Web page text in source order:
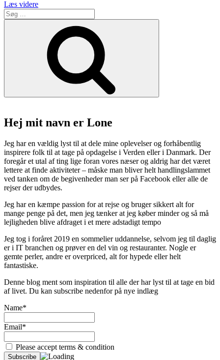
Læs videre“Louisiana,
kvinder””
Søg
efter:
Hej mit navn er Lone
Jeg har en vældig lyst til at dele mine oplevelser og forhåbentlig
inspirere folk til at tage på opdagelse i Verden eller i Danmark. Der
foregår et utal af ting lige foran vores næser og aldrig har det været
lettere at finde aktiviteter – måske man bliver helt handlingslammet
ved tanken om de begivenheder man ser på Facebook eller alle de
rejser der udbydes.
Jeg har en kæmpe passion for at rejse og bruger sikkert alt for
mange penge på det, men jeg tænker at jeg køber minder og så må
lejligheden blive afdraget i et mere adstadigt tempo
Jeg tog i foråret 2019 en sommelier uddannelse, selvom jeg til daglig
er i IT branchen og prøver en del vin og restauranter. Nogle er
gemte perler, andre er overpriced, alt for hypede eller helt
fantastiske.
Denne blog ment som inspiration til alle der har lyst til at tage en bid
af livet. Du kan subscribe nedenfor på nye indlæg
Name*
Email*
Please accept terms & condition